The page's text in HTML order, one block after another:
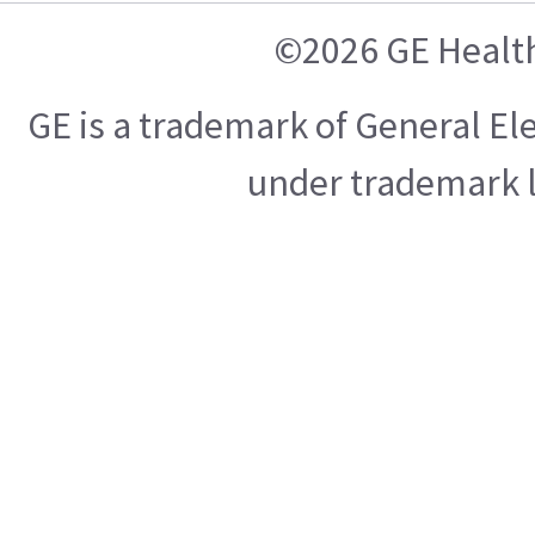
©2026 GE
GE is a trademark of General
under trademark